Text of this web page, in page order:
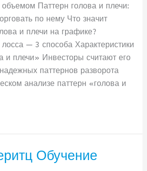
объемом Паттерн голова и плечи:
по нему Что значит
и плечи на графике?
— 3 способа Характеристики
и плечи» Инвесторы считают его
паттернов разворота
анализе паттерн «голова и
Обучение